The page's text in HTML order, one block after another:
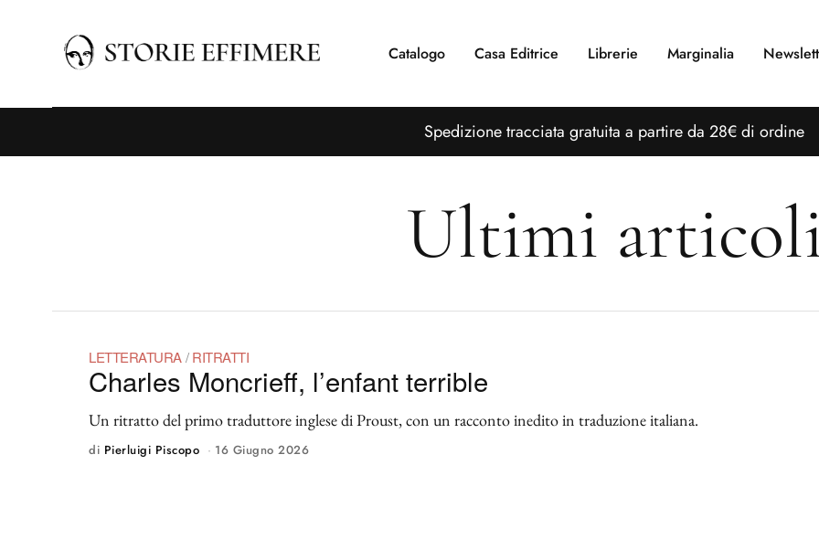
Catalogo Casa Editrice Librerie Marginalia
Spedizione tracciata gratuita a partire da 28€ di ordine
Ultimi
LETTERATURA / RITRATTI
Charles Moncrieff, l’enfant terrible
Un ritratto del primo traduttore inglese di Proust, con un racconto inedito in traduzione italiana.
di Pierluigi Piscopo 16 Giugno 2026